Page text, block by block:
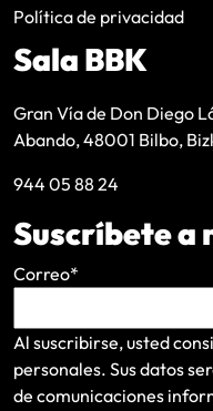
Política de privacidad
Sala BBK
Gran Vía de Don Diego
Abando, 48001 Bilbo,
944 05 88 24
Suscríbete a
Correo*
Al suscribirse, usted
personales. Sus datos
de comunicaciones